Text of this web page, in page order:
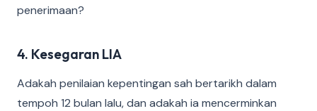
penerimaan?
4. Kesegaran LIA
Adakah penilaian kepentingan sah bertarikh dalam
tempoh 12 bulan lalu, dan adakah ia mencerminkan